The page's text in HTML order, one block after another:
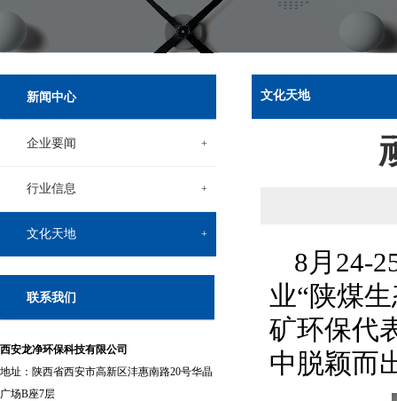
新闻中心
企业要闻 +
行业信息 +
文化天地 +
联系我们
西安龙净环保科技有限公司
地址：陕西省西安市高新区沣惠南路20号华晶
广场B座7层
文化天地
8月 24-
业“陕煤
矿环保代
中脱颖而